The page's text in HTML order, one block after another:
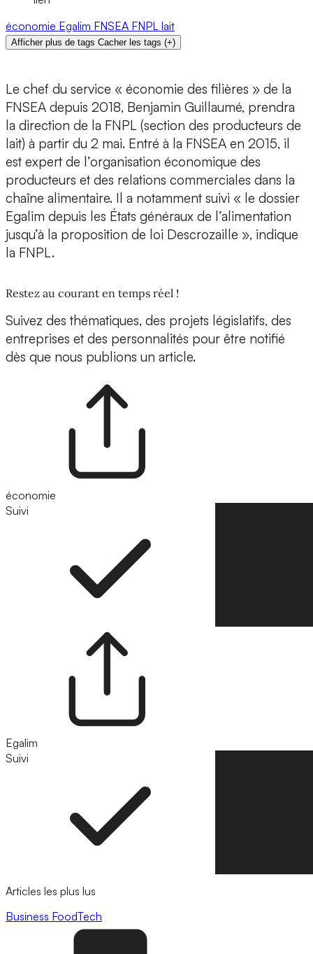
économie Egalim FNSEA FNPL lait
Afficher plus de tags Cacher les tags (+)
Le chef du service « économie des filières » de la
FNSEA depuis 2018, Benjamin Guillaumé, prendra
la direction de la FNPL (section des producteurs de
lait) à partir du 2 mai. Entré à la FNSEA en 2015, il
est expert de l’organisation économique des
producteurs et des relations commerciales dans la
chaîne alimentaire. Il a notamment suivi « le dossier
Egalim depuis les États généraux de l’alimentation
jusqu’à la proposition de loi Descrozaille », indique
la FNPL.
Restez au courant en temps réel !
Suivez des thématiques, des projets législatifs, des
entreprises et des personnalités pour être notifié
dès que nous publions un article.
économie
Suivi
Egalim
Suivi
Articles les plus lus
Business FoodTech